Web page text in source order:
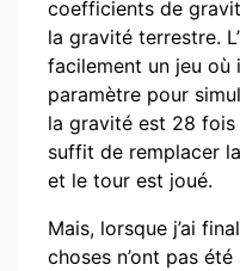
coefficients de
la gravité terrestre.
facilement un jeu
paramètre pour
la gravité est 28 fois
suffit de remplacer
et le tour est joué.
Mais, lorsque j’ai
choses n’ont pas